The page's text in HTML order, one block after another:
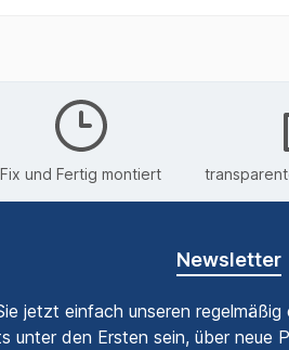
Fix und Fertig montiert
Newsletter
jetzt einfach unseren
unter den Ersten sein, über neue